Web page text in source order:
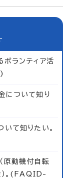
ボランティア活
について知り
て知りたい。
原動機付自転
）。(FAQID-